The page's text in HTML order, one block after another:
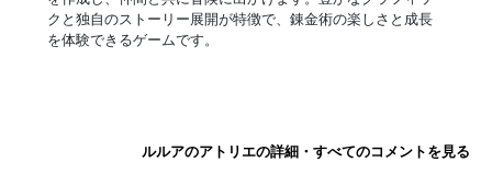
クと独自のストーリー展開が特徴で、錬金術の楽しさと成長
を体験できるゲームです。
ルルアのアトリエの詳細・すべてのコメントを見る